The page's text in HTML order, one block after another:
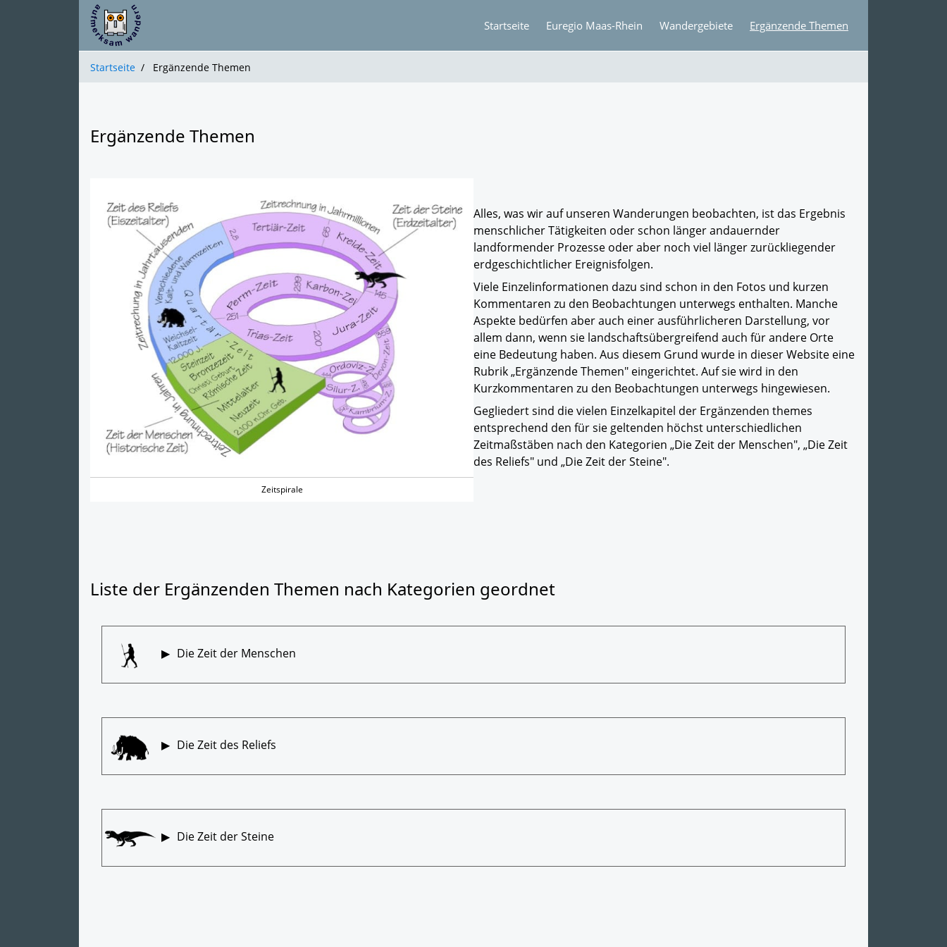
Startseite Euregio Maas-Rhein Wandergebiete Ergänzende Themen
Startseite Ergänzende Themen
Ergänzende Themen
Zeitspirale
Alles, was wir auf unseren Wanderungen beobachten, ist das Ergebnis
menschlicher Tätigkeiten oder schon länger andauernder
landformender Prozesse oder aber noch viel länger zurückliegender
erdgeschichtlicher Ereignisfolgen.
Viele Einzelinformationen dazu sind schon in den Fotos und kurzen
Kommentaren zu den Beobachtungen unterwegs enthalten. Manche
Aspekte bedürfen aber auch einer ausführlicheren Darstellung, vor
allem dann, wenn sie landschaftsübergreifend auch für andere Orte
eine Bedeutung haben. Aus diesem Grund wurde in dieser Website eine
Rubrik „Ergänzende Themen" eingerichtet. Auf sie wird in den
Kurzkommentaren zu den Beobachtungen unterwegs hingewiesen.
Gegliedert sind die vielen Einzelkapitel der Ergänzenden themes
entsprechend den für sie geltenden höchst unterschiedlichen
Zeitmaßstäben nach den Kategorien „Die Zeit der Menschen", „Die Zeit
des Reliefs" und „Die Zeit der Steine".
Liste der Ergänzenden Themen nach Kategorien geordnet
Die Zeit der Menschen
Die Zeit des Reliefs
Die Zeit der Steine